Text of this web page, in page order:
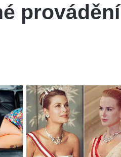
provádění